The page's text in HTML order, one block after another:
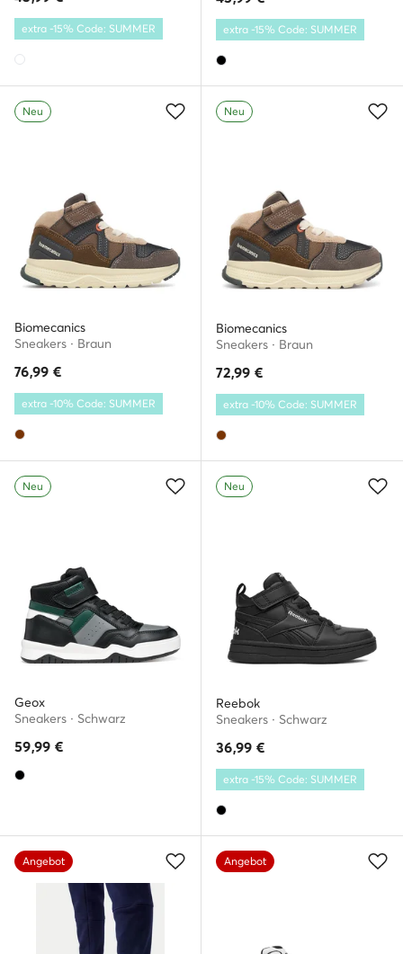
extra -15% Code: SUMMER extra -15% Code: SUMMER
Neu
Biomecanics
Sneakers · Braun
76,99 €
extra -10% Code: SUMMER
Neu
Biomecanics
Sneakers · Braun
72,99 €
extra -10% Code: SUMMER
Neu
Geox
Sneakers · Schwarz
59,99 €
Neu
Reebok
Sneakers · Schwarz
36,99 €
extra -15% Code: SUMMER
Angebot Angebot